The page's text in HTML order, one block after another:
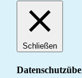
Schließen